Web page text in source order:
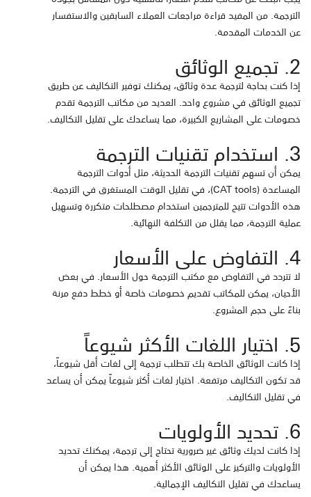
الترجمة. من المفيد قراءة مراجعات العملاء السابقين والاستفسار
عن الخدمات المقدمة.
2. تجميع الوثائق
إذا كنت بحاجة لترجمة عدة وثائق، يمكنك توفير التكاليف عن طريق
تجميع الوثائق في مشروع واحد. العديد من مكاتب الترجمة تقدم
خصومات على المشاريع الكبيرة، مما يساعدك على تقليل التكاليف.
3. استخدام تقنيات الترجمة
يمكن أن تسهم تقنيات الترجمة الحديثة، مثل أدوات الترجمة
المساعدة (CAT tools)، في تقليل الوقت المستغرق في الترجمة.
هذه الأدوات تتيح للمترجمين استخدام مصطلحات متكررة وتسهيل
عملية الترجمة، مما يقلل من التكلفة النهائية.
4. التفاوض على الأسعار
لا تتردد في التفاوض مع مكتب الترجمة حول الأسعار. في بعض
الأحيان، يمكن للمكاتب تقديم خصومات خاصة أو خطط دفع مرنة
بناءً على حجم المشروع.
5. اختيار اللغات الأكثر شيوعاً
إذا كانت الوثائق الخاصة بك تتطلب ترجمة إلى لغات أقل شيوعاً،
قد تكون التكاليف مرتفعة. اختيار لغات أكثر شيوعاً يمكن أن يساعد
في تقليل التكاليف.
6. تحديد الأولويات
إذا كانت لديك وثائق غير ضرورية تحتاج إلى ترجمة، يمكنك تحديد
الأولويات والتركيز على الوثائق الأكثر أهمية. هذا يمكن أن
يساعدك في تقليل التكاليف الإجمالية.